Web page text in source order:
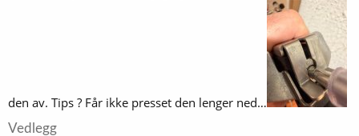
den av. Tips ? Får ikke presset den lenger ned…
Vedlegg